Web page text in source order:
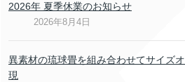
2026年 夏季休業のお知らせ
2026年8月4日
異素材の琉球畳を組み合わせてサイズ
現